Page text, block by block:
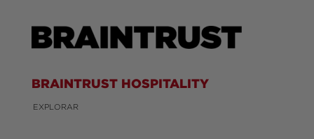
BRAINTRUST HOSPITALITY
EXPLORAR